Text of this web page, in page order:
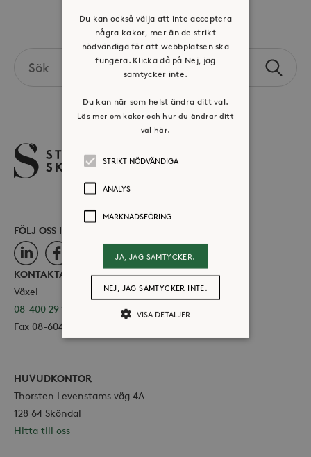
Volontär hos Stora Sköndal
the
Sök
FÖLJ OSS I SOCIALA MEDIER
LinkedInFacebook
KONTAKTA OSS
Växel
08-400 29 100
Fax 08-604 11 16
HUVUDKONTOR
Thorsten Levenstams väg 4A
128 64 Sköndal
Hitta till oss
Du kan också välja att inte acceptera
några kakor, mer än de strikt
nödvändiga för att webbplatsen ska
fungera. Klicka då på Nej, jag
samtycker inte.
Du kan när som helst ändra ditt val.
Läs mer om kakor och hur du ändrar ditt
val här.
STRIKT NÖDVÄNDIGA
ANALYS
MARKNADSFÖRING
JA, JAG SAMTYCKER.
NEJ, JAG SAMTYCKER INTE.
VISA DETALJER